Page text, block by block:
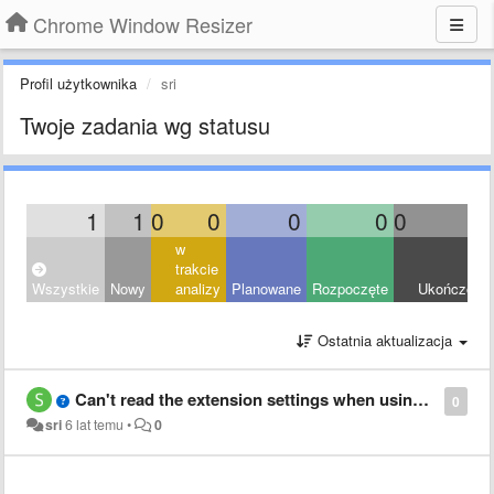
Chrome Window Resizer
Profil użytkownika sri
Twoje zadania wg statusu
1 1 0 0 0 0 0
Wszystkie Nowy
w
trakcie
analizy
Planowane Rozpoczęte Ukończony
Ostatnia aktualizacja
0
Can't read the extension settings when using in Opera
sri6 lat temu • 0